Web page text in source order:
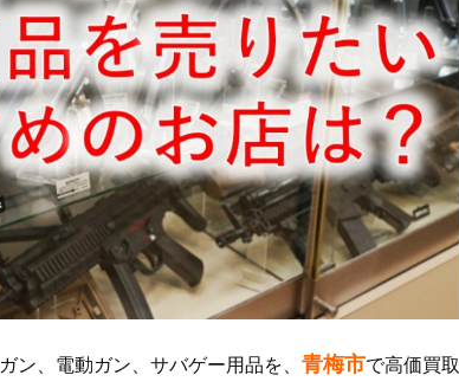
ン、電動ガン、サバゲー用品を、 青梅市で高価買取